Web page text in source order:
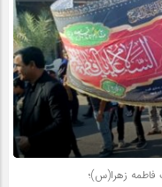
فاطمه زهرا(س)؛